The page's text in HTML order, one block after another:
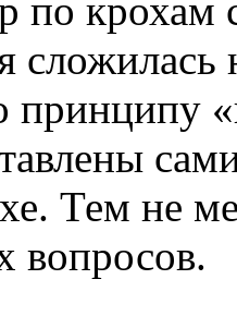
по
сложилась
принципу
Тем не
вопросов.